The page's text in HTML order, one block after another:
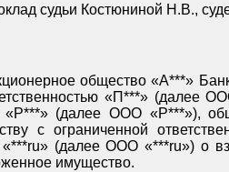
судьи Костюниной Н.В.,
общество «А***»
«П***»
«Р***» (далее ООО «Р***»),
с ограниченной
«***ru» (далее ООО «***ru») о
имущество.